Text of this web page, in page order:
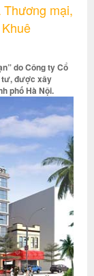
mại,
do Công ty Cổ
tư, được xây
phố Hà Nội.